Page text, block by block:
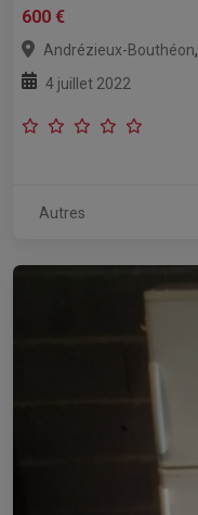
600 €
Andrézieux-Bouthéon,
4 juillet 2022
Autres